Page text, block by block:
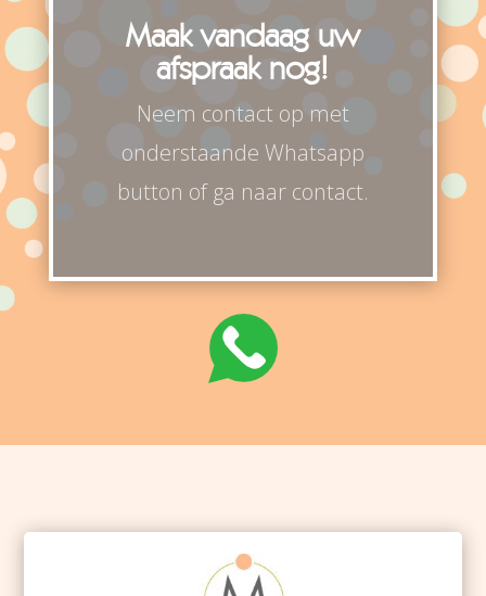
Maak vandaag uw
afspraak nog!
Neem contact op met
onderstaande Whatsapp
button of ga naar contact.